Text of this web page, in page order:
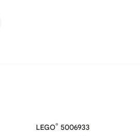
LEGO® 5006933